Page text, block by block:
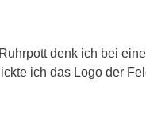
denk ich bei
ich das Logo der